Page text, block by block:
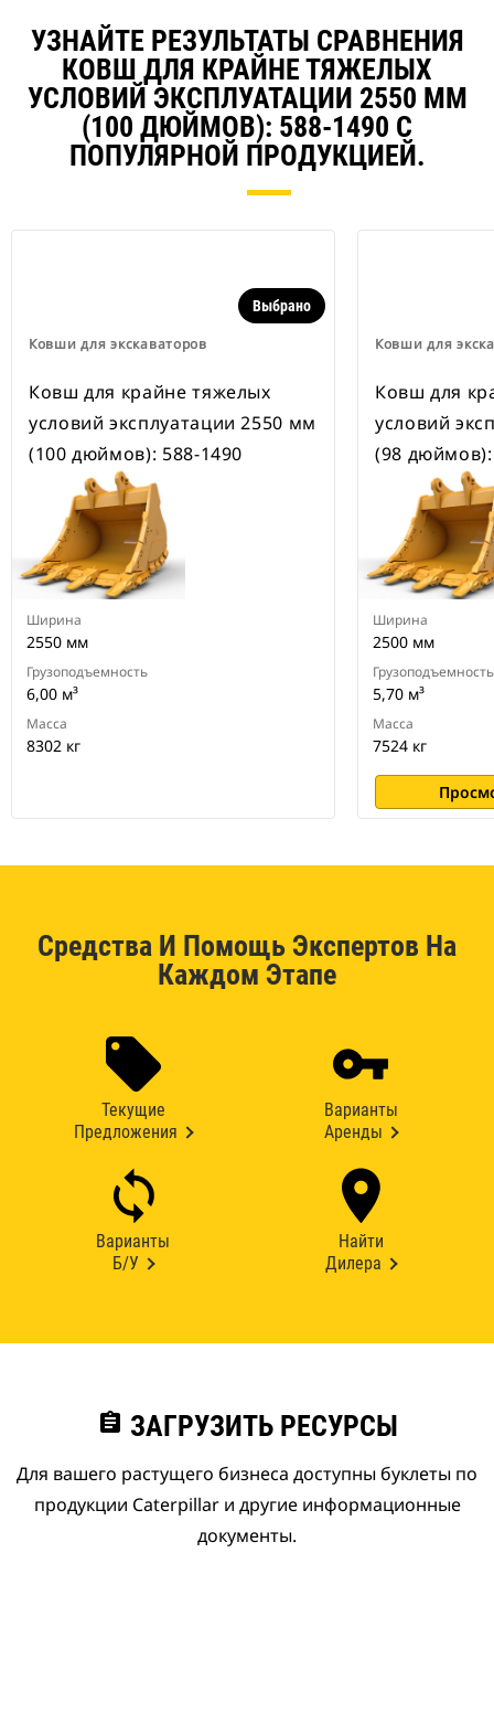
устройства для быстрой смены
навесного оборудования,
рассчитанные на ширину для
рытья траншей.
В навесном оборудовании,
совместимом со специальным
устройством для быстрой смены
навесного оборудования CW,
Специальные устройства для
быстрой смены навесного
клиновидным замком для
оборудования.
В наличии имеются
специальные устройства для
быстрой смены навесного
УЗНАЙТЕ РЕЗУЛЬТАТЫ СРАВНЕНИЯ
КОВШ ДЛЯ КРАЙНЕ ТЯЖЕЛЫХ
УСЛОВИЙ ЭКСПЛУАТАЦИИ 2550 ММ
(100 ДЮЙМОВ): 588-1490 С
ПОПУЛЯРНОЙ ПРОДУКЦИЕЙ.
Ковши для экскаваторов
Выбрано
Ковш для крайне тяжелых
условий эксплуатации 2550 мм
(100 дюймов): 588-1490
Ширина
2550 мм
Грузоподъемность
6,00 м³
Масса
8302 кг
Ковши для
Ковш для
условий
(98
Ширина
2500 мм
Грузоподъемность
5,70 м³
Масса
7524 кг
Средства И Помощь Экспертов На
Каждом Этапе
Текущие
Предложения
Варианты
Аренды
Варианты
Б/У
Найти
Дилера
assignment ЗАГРУЗИТЬ РЕСУРСЫ
Для вашего растущего бизнеса доступны буклеты по
продукции Caterpillar и другие информационные
документы.